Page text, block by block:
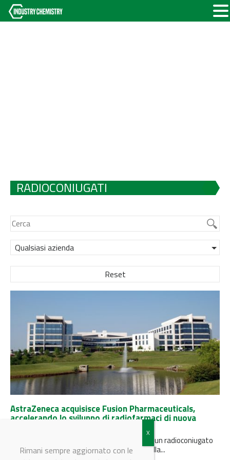
RADIOCONIUGATI
Qualsiasi azienda
Reset
AstraZeneca acquisisce Fusion Pharmaceuticals,
accelerando lo sviluppo di radiofarmaci di nuova
L'accordo da 2,4 miliardi di dollari comprende un radioconiugato
in fase clinica a base di attinio per il cancro alla...
Rimani sempre aggiornato con le